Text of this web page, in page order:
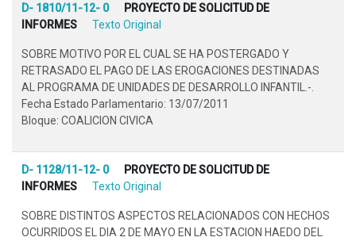
D- 1810/11-12- 0
PROYECTO DE SOLICITUD DE
INFORMES
Texto Original
SOBRE MOTIVO POR EL CUAL SE HA POSTERGADO Y
RETRASADO EL PAGO DE LAS EROGACIONES DESTINADAS
AL PROGRAMA DE UNIDADES DE DESARROLLO INFANTIL.-.
Fecha Estado Parlamentario: 13/07/2011
Bloque: COALICION CIVICA
D- 1128/11-12- 0
PROYECTO DE SOLICITUD DE
INFORMES
Texto Original
SOBRE DISTINTOS ASPECTOS RELACIONADOS CON HECHOS
OCURRIDOS EL DIA 2 DE MAYO EN LA ESTACION HAEDO DEL